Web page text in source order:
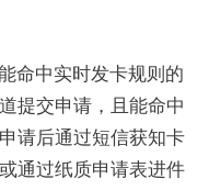
命中实时发卡规则的
提交申请，且能命中
请后通过短信获知卡
通过纸质申请表进件